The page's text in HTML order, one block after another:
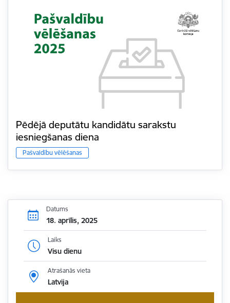
Pēdējā deputātu kandidātu sarakstu
iesniegšanas diena
Pašvaldību vēlēšanas
Datums
18. aprīlis, 2025
Laiks
Visu dienu
Atrašanās vieta
Latvija